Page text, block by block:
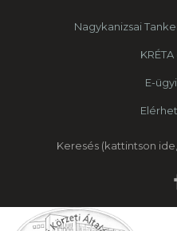
Nagykanizsai
E-
Keresés